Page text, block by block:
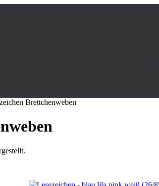
Brettchenweben